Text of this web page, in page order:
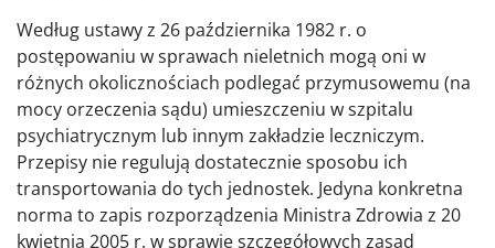
Według ustawy z 26 października 1982 r. o
postępowaniu w sprawach nieletnich mogą oni w
różnych okolicznościach podlegać przymusowemu (na
mocy orzeczenia sądu) umieszczeniu w szpitalu
psychiatrycznym lub innym zakładzie leczniczym.
Przepisy nie regulują dostatecznie sposobu ich
transportowania do tych jednostek. Jedyna konkretna
norma to zapis rozporządzenia Ministra Zdrowia z 20
kwietnia 2005 r. w sprawie szczegółowych zasad